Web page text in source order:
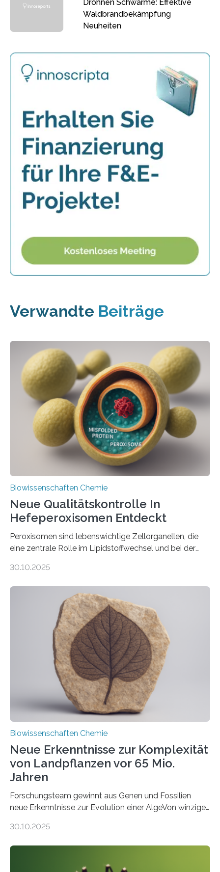
Drohnen Schwärme: Effektive
Waldbrandbekämpfung
Neuheiten
Verwandte Beiträge
Biowissenschaften Chemie
Neue Qualitätskontrolle In
Hefeperoxisomen Entdeckt
Peroxisomen sind lebenswichtige Zellorganellen, die
eine zentrale Rolle im Lipidstoffwechsel und bei der
erfüllen können, müssen zahlreiche Enzyme präzise in
der Ruhr-Universität Bochum um Prof. Dr. Ralf Erdmann
und Dr. Ismaila Francis Yusuf hat nun einen bislang
unbekannten Qualitätskontrollmechanismus des
peroxisomalen Proteintransports in der Bäckerhefe
Saccharomyces cerevisiae entdeckt, der für die
Funktionsfähigkeit der Organellen entscheidend ist. Die
Studie wurde am 28. Oktober 2025 in der
Fachzeitschrift…
30.10.2025
Biowissenschaften Chemie
Neue Erkenntnisse zur Komplexität
von Landpflanzen vor 65 Mio.
Jahren
Forschungsteam gewinnt aus Genen und Fossilien
neue Erkenntnisse zur Evolution einer AlgeVon winzigen
Landpflanzen zählen zu den komplexesten
Grünalgen, die vor Hunderten von Millionen Jahren
30.10.2025